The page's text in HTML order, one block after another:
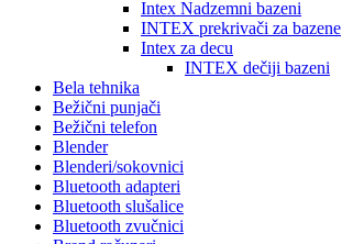
Intex Nadzemni bazeni
INTEX prekrivači za bazene
Intex za decu
INTEX dečiji bazeni
Bela tehnika
Bežični punjači
Bežični telefon
Blender
Blenderi/sokovnici
Bluetooth adapteri
Bluetooth slušalice
Bluetooth zvučnici